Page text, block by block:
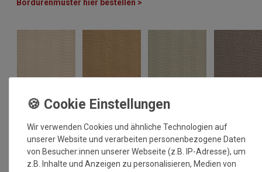
Bordürenmuster hier bestellen >
Wir verwenden Cookies und ähnliche Technologien auf
unserer Website und verarbeiten personenbezogene Daten
von Besucher:innen unserer Webseite (z.B. IP-Adresse), um
z.B. Inhalte und Anzeigen zu personalisieren, Medien von